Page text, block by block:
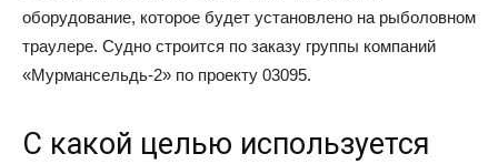
оборудование, которое будет установлено на рыболовном
траулере. Судно строится по заказу группы компаний
«Мурмансельдь-2» по проекту 03095.
С какой целью используется